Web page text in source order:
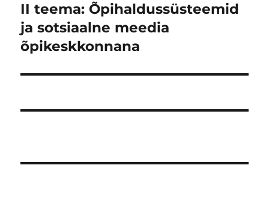
Järgmine
postitus:
II teema: Õpihaldussüsteemid
ja sotsiaalne meedia
õpikeskkonnana